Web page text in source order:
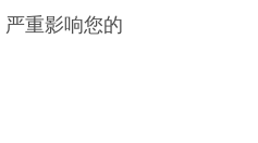
重影响您的